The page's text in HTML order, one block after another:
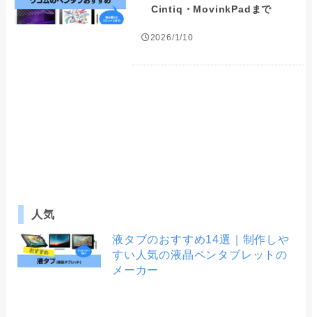
Cintiq・MovinkPadまで
2026/1/10
人気
液タブのおすすめ14選｜制作しや
すい人気の液晶ペンタブレットの
メーカー